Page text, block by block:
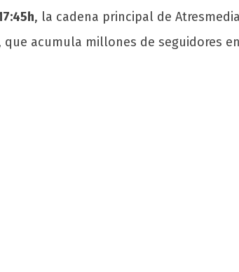
, la cadena principal de
que acumula millones de seguidores